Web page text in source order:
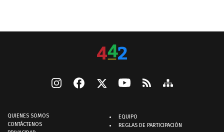
QUIENES SOMOS
CONTÁCTENOS
EQUIPO
REGLAS DE PARTICIPACIÓN